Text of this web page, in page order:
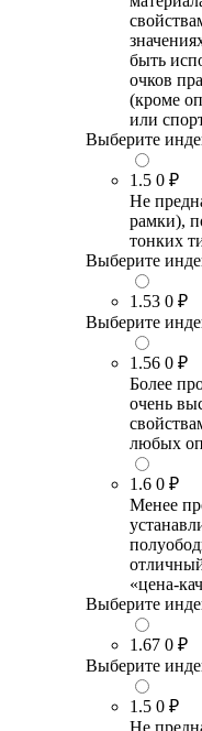
быть
очков
(кроме
или
Выберите
1.5 0 ₽
Не
рамки),
тонких
Выберите
1.53 0 ₽
Выберите
1.56 0 ₽
Более
очень
любых
1.6 0 ₽
Менее
«цена-
Выберите
1.67 0 ₽
Выберите
1.5 0 ₽
Не